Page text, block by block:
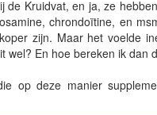
de Kruidvat, en ja, ze
chrondoïtine, en
zijn. Maar het voelde
wel? En hoe bereken ik dan
op deze manier